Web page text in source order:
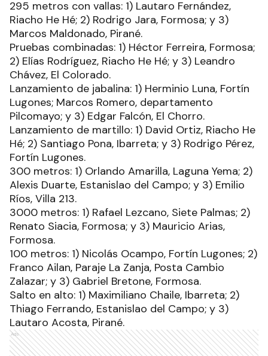
295 metros con vallas: 1) Lautaro Fernández,
Riacho He Hé; 2) Rodrigo Jara, Formosa; y 3)
Marcos Maldonado, Pirané.
Pruebas combinadas: 1) Héctor Ferreira, Formosa;
2) Elías Rodríguez, Riacho He Hé; y 3) Leandro
Chávez, El Colorado.
Lanzamiento de jabalina: 1) Herminio Luna, Fortín
Lugones; Marcos Romero, departamento
Pilcomayo; y 3) Edgar Falcón, El Chorro.
Lanzamiento de martillo: 1) David Ortiz, Riacho He
Hé; 2) Santiago Pona, Ibarreta; y 3) Rodrigo Pérez,
Fortín Lugones.
300 metros: 1) Orlando Amarilla, Laguna Yema; 2)
Alexis Duarte, Estanislao del Campo; y 3) Emilio
Ríos, Villa 213.
3000 metros: 1) Rafael Lezcano, Siete Palmas; 2)
Renato Siacia, Formosa; y 3) Mauricio Arias,
Formosa.
100 metros: 1) Nicolás Ocampo, Fortín Lugones; 2)
Franco Ailan, Paraje La Zanja, Posta Cambio
Zalazar; y 3) Gabriel Bretone, Formosa.
Salto en alto: 1) Maximiliano Chaile, Ibarreta; 2)
Thiago Ferrando, Estanislao del Campo; y 3)
Lautaro Acosta, Pirané.
Ads